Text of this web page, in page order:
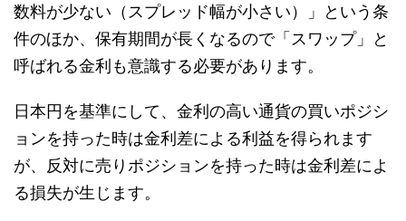
数料が少ない（スプレッド幅が小さい）」という条
件のほか、保有期間が長くなるので「スワップ」と
呼ばれる金利も意識する必要があります。
日本円を基準にして、金利の高い通貨の買いポジシ
ョンを持った時は金利差による利益を得られます
が、反対に売りポジションを持った時は金利差によ
る損失が生じます。